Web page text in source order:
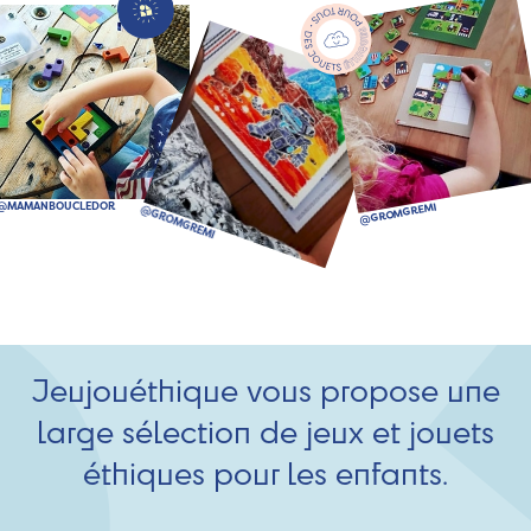
Jeujouéthique vous propose une
large sélection de jeux et jouets
éthiques pour les enfants.